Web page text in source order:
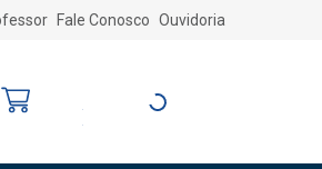
Fale Conosco Ouvidoria
Entre ou Cadastre-